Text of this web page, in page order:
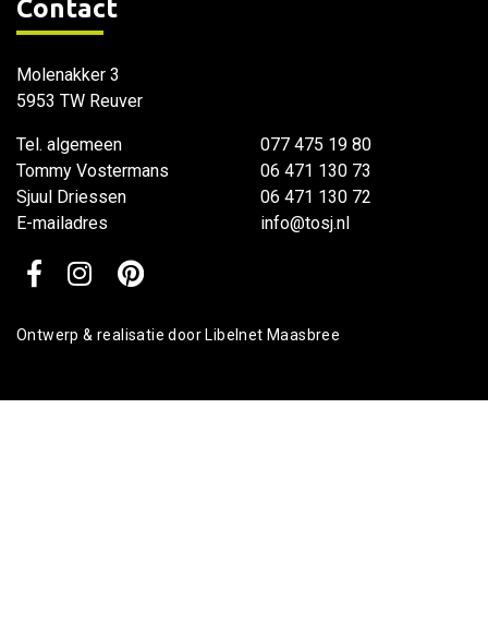
Contact
Molenakker 3
5953 TW Reuver
Tel. algemeen
Tommy Vostermans
Sjuul Driessen
E-mailadres
077 475 19 80
06 471 130 73
06 471 130 72
info@tosj.nl
Ontwerp & realisatie doorLibelnet Maasbree